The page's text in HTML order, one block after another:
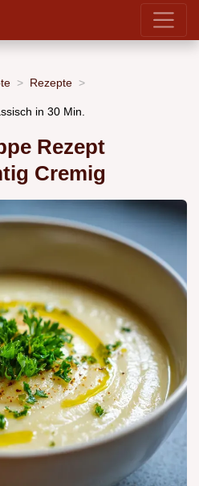
Rezepte
in 30 Min.
Rezept
Cremig